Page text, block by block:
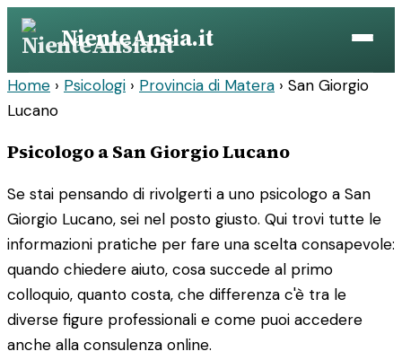
Vai
contenuto
NienteAnsia.it
Home › Psicologi › Provincia di Matera › San Giorgio
Lucano
Psicologo a San Giorgio Lucano
Se stai pensando di rivolgerti a uno psicologo a San
Giorgio Lucano, sei nel posto giusto. Qui trovi tutte le
informazioni pratiche per fare una scelta consapevole:
quando chiedere aiuto, cosa succede al primo
colloquio, quanto costa, che differenza c'è tra le
diverse figure professionali e come puoi accedere
anche alla consulenza online.